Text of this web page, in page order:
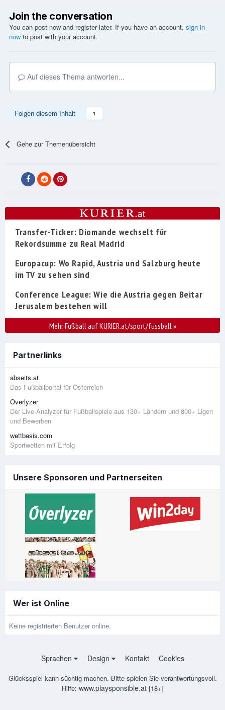
Join the conversation
You can post now and register later. If you have an account, sign in
now to post with your account.
Auf dieses Thema antworten...
Folgen diesem Inhalt 1
Gehe zur Themenübersicht
Transfer-Ticker: Diomande wechselt für
Rekordsumme zu Real Madrid
Europacup: Wo Rapid, Austria und Salzburg heute
im TV zu sehen sind
Conference League: Wie die Austria gegen Beitar
Jerusalem bestehen will
Mehr Fußball auf KURIER.at/sport/fussball»
Partnerlinks
abseits.at
Das Fußballportal für Österreich
Overlyzer
Der Live-Analyzer für Fußballspiele aus 130+ Ländern und 800+ Ligen
und Bewerben
wettbasis.com
Sportwetten mit Erfolg
Unsere Sponsoren und Partnerseiten
Wer ist Online
Keine registrierten Benutzer online.
Sprachen Design Kontakt Cookies
Glücksspiel kann süchtig machen. Bitte spielen Sie verantwortungsvoll.
Hilfe: www.playsponsible.at[18+]